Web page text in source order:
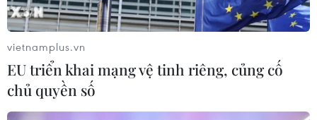
vietnamplus.vn
EU triển khai mạng vệ tinh riêng, củng cố
chủ quyền số